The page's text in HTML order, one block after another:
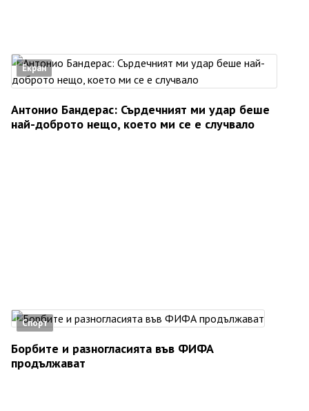
Екран
Антонио Бандерас: Сърдечният ми удар беше
най-доброто нещо, което ми се е случвало
Спорт
Борбите и разногласията във ФИФА
продължават